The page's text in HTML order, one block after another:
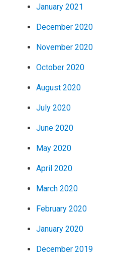
January 2021
December 2020
November 2020
October 2020
August 2020
July 2020
June 2020
May 2020
April 2020
March 2020
February 2020
January 2020
December 2019